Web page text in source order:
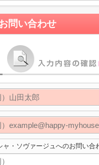
問い合わせ
ャ・ソヴァージュへのお問い合